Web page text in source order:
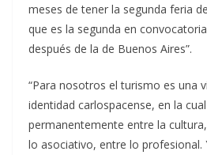
meses de tener la segunda feria
que es la segunda en
después de la de Buenos Aires”.
“Para nosotros el turismo es una
identidad carlospacense, en la
permanentemente entre la
lo asociativo, entre lo profesional.